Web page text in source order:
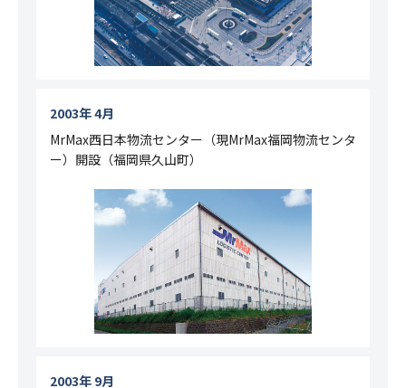
2003年 4月
MrMax西日本物流センター（現MrMax福岡物流センタ
ー）開設（福岡県久山町）
2003年 9月